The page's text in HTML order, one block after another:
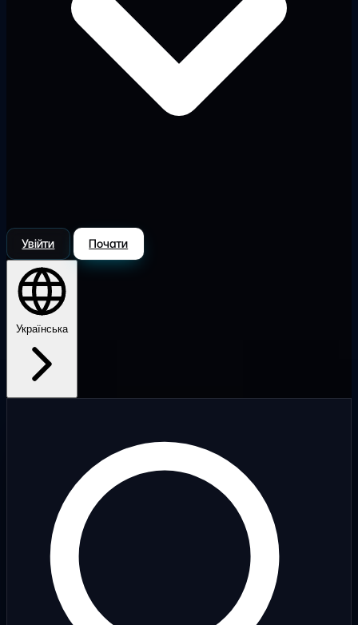
Увійти Почати
Українська